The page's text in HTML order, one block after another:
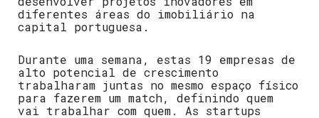
diferentes áreas do imobiliário na
capital portuguesa.
Durante uma semana, estas 19 empresas de
alto potencial de crescimento
trabalharam juntas no mesmo espaço físico
para fazerem um match, definindo quem
vai trabalhar com quem. As startups